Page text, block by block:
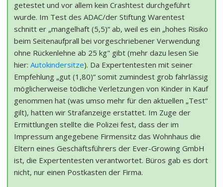
getestet und vor allem kein Crashtest durchgeführt
wurde. Im Test des ADAC/der Stiftung Warentest
schnitt er „mangelhaft (5,5)“ ab, weil es ein „hohes Risiko
beim Seitenaufprall bei vorgeschriebener Verwendung
ohne Rückenlehne ab 25 kg" gibt (mehr dazu lesen Sie
hier: Autokindersitze). Da Expertentesten mit seiner
Empfehlung „gut (1,80)“ somit zumindest grob fahrlässig
möglicherweise tödliche Verletzungen von Kinder in Kauf
genommen hat (was umso mehr für den aktuellen „Test“
gilt), hatten wir Strafanzeige erstattet. Im Zuge der
Ermittlungen stellte die Polizei fest, dass der im
Impressum angegebene Firmensitz das Wohnhaus die
Eltern eines Geschäftsführers der Ever-Growing GmbH
ist, die Expertentesten verantwortet. Büros gab es dort
nicht, nur einen Postkasten der Firma.